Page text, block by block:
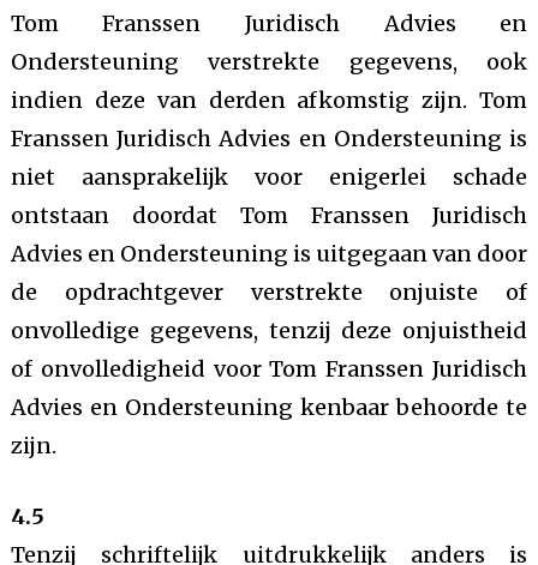
Tom Franssen Juridisch Advies en
Ondersteuning verstrekte gegevens, ook
indien deze van derden afkomstig zijn. Tom
Franssen Juridisch Advies en Ondersteuning is
niet aansprakelijk voor enigerlei schade
ontstaan doordat Tom Franssen Juridisch
Advies en Ondersteuning is uitgegaan van door
de opdrachtgever verstrekte onjuiste of
onvolledige gegevens, tenzij deze onjuistheid
of onvolledigheid voor Tom Franssen Juridisch
Advies en Ondersteuning kenbaar behoorde te
zijn.
4.5
Tenzij schriftelijk uitdrukkelijk anders is